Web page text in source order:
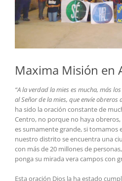
Maxima Misión en
“A la verdad la mies es mucha, más
al Señor de la mies, que envíe obreros
ha sido la oración constante de
Centro, no porque no haya
es sumamente grande, si tomamos
nuestro distrito se encuentra una
con más de 20 millones de
ponga su mirada vera campos con
Esta oración Dios la ha estado